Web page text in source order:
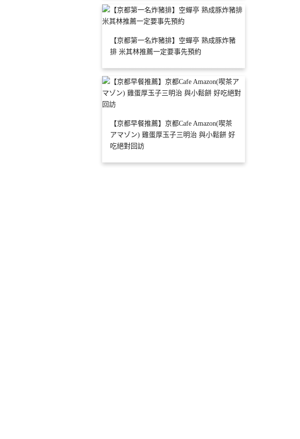
【京都第一名炸豬排】空蟬亭 熟成豚炸豬
排 米其林推薦一定要事先預約
【京都早餐推薦】京都Cafe Amazon(喫茶
アマゾン) 雞蛋厚玉子三明治 與小鬆餅 好
吃絕對回訪